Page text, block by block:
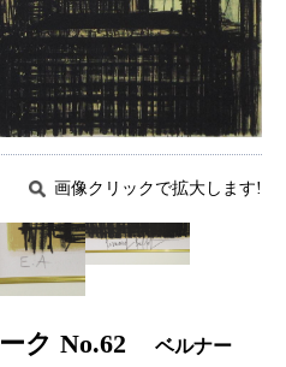
画像クリックで拡大します!
ク No.62
ベルナー